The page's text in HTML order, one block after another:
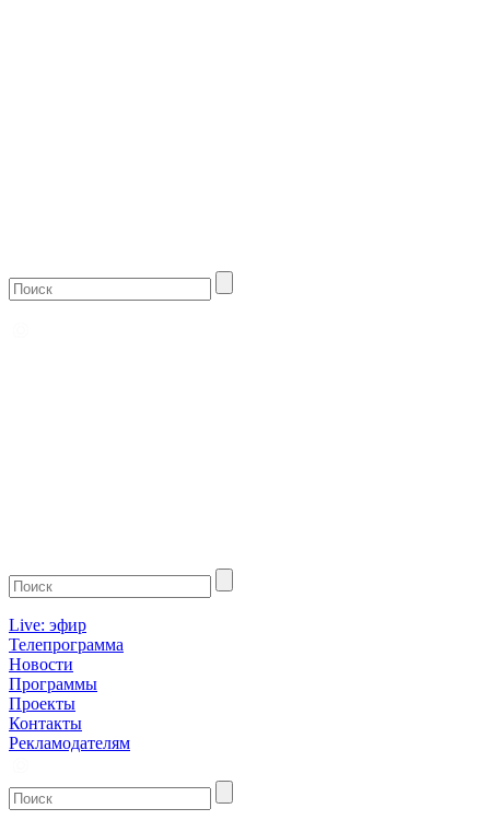
Live: эфир
Телепрограмма
Новости
Программы
Проекты
Контакты
Рекламодателям